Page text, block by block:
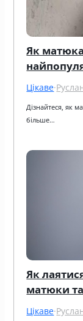
Як
Цікаве·
Дізнайтеся, як
більше…
Як
матюки
Цікаве·